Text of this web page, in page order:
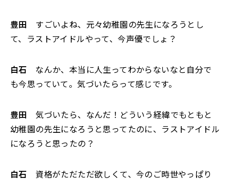
豊田 すごいよね、元々幼稚園の先生になろうとし
て、ラストアイドルやって、今声優でしょ？
白石 なんか、本当に人生ってわからないなと自分で
も今思っていて。気づいたらって感じです。
豊田 気づいたら、なんだ！どういう経緯でもともと
幼稚園の先生になろうと思ってたのに、ラストアイドル
になろうと思ったの？
白石 資格がただただ欲しくて、今のご時世やっぱり